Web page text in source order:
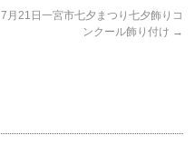
7月21日一宮市七夕まつり七夕飾りコ
ンクール飾り付け →